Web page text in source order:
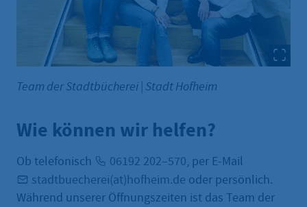
Team der Stadtbücherei | Stadt Hofheim
Wie können wir helfen?
Ob telefonisch 06192 202–570, per E-Mail
stadtbuecherei(at)hofheim.de oder persönlich.
Während unserer Öffnungszeiten ist das Team der